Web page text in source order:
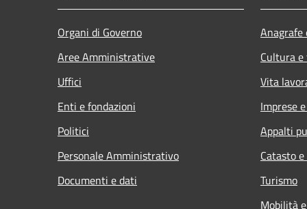
Organi di Governo
Aree Amministrative
Uffici
Enti e fondazioni
Politici
Personale Amministrativo
Documenti e dati
Cultura
Vita
Imprese
Appalti
Catasto
Turismo
Mobilità